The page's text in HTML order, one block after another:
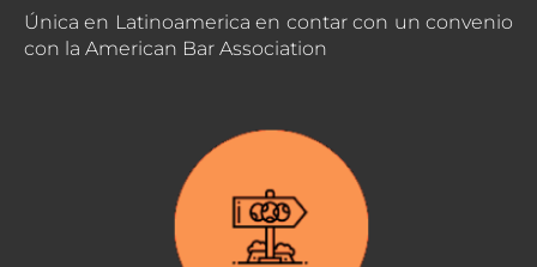
Única en Latinoamerica en contar con un convenio
con la American Bar Association